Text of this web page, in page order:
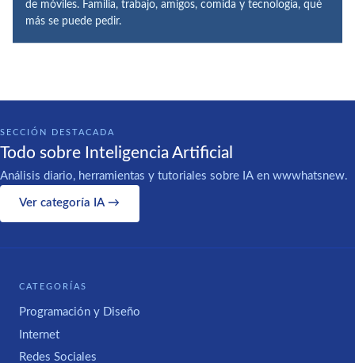
de móviles. Familia, trabajo, amigos, comida y tecnología, qué
más se puede pedir.
SECCIÓN DESTACADA
Todo sobre Inteligencia Artificial
Análisis diario, herramientas y tutoriales sobre IA en wwwhatsnew.
Ver categoría IA →
CATEGORÍAS
Programación y Diseño
Internet
Redes Sociales